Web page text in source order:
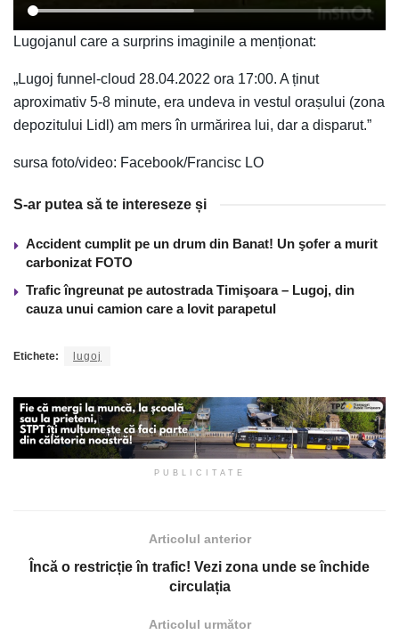
Lugojanul care a surprins imaginile a menționat:
„Lugoj funnel-cloud 28.04.2022 ora 17:00. A ținut
aproximativ 5-8 minute, era undeva in vestul orașului (zona
depozitului Lidl) am mers în urmărirea lui, dar a disparut.”
sursa foto/video: Facebook/Francisc LO
S-ar putea să te intereseze și
Accident cumplit pe un drum din Banat! Un şofer a murit
carbonizat FOTO
Trafic îngreunat pe autostrada Timişoara – Lugoj, din
cauza unui camion care a lovit parapetul
Etichete: lugoj
PUBLICITATE
Articolul anterior
Încă o restricție în trafic! Vezi zona unde se închide
circulația
Articolul următor